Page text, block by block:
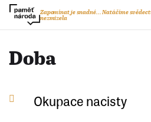
Zapomínat je snadné...Natáčíme
nezmizela
Doba
Okupace nacisty